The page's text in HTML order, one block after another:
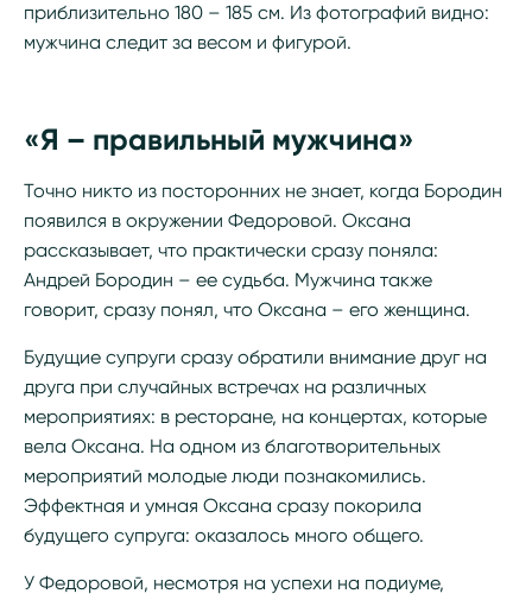
приблизительно 180 – 185 см. Из фотографий видно:
мужчина следит за весом и фигурой.
«Я – правильный мужчина»
Точно никто из посторонних не знает, когда Бородин
появился в окружении Федоровой. Оксана
рассказывает, что практически сразу поняла:
Андрей Бородин – ее судьба. Мужчина также
говорит, сразу понял, что Оксана – его женщина.
Будущие супруги сразу обратили внимание друг на
друга при случайных встречах на различных
мероприятиях: в ресторане, на концертах, которые
вела Оксана. На одном из благотворительных
мероприятий молодые люди познакомились.
Эффектная и умная Оксана сразу покорила
будущего супруга: оказалось много общего.
У Федоровой, несмотря на успехи на подиуме,